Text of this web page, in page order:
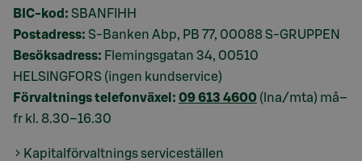
BIC-kod: SBANFIHH
Postadress: S-Banken Abp, PB 77, 00088 S-GRUPPEN
Besöksadress: Flemingsgatan 34, 00510
HELSINGFORS (ingen kundservice)
Förvaltnings telefonväxel: 09 613 4600 (lna/mta) må–
fr kl. 8.30–16.30
Kapitalförvaltnings serviceställen